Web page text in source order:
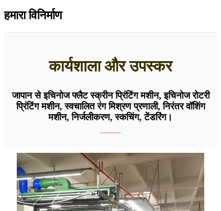
हमारा विनिर्माण
कार्यशाला और उपस्कर
जापान से इचिनोज फ्लैट स्क्रीन प्रिंटिंग मशीन, इचिनोज रोटरी
प्रिंटिंग मशीन, स्वचालित रंग मिश्रण प्रणाली, निरंतर वॉशिंग
मशीन, निर्जलीकरण, स्कचिंग, टेंडरिंग।